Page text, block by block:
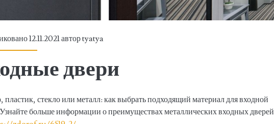
12.11.2021 авторtyatya
двери
пластик, стекло или металл: как выбрать подходящий материал для входной
больше информации о преимуществах металлических входных дверей